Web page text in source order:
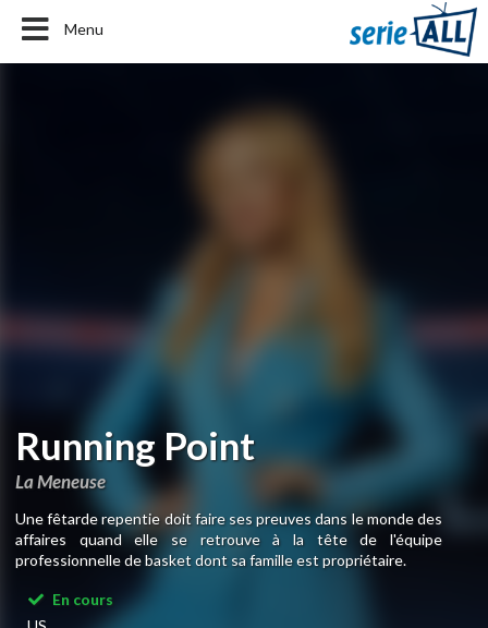
Menu
Running Point
La Meneuse
Une fêtarde repentie doit faire ses preuves dans le monde des
affaires quand elle se retrouve à la tête de l'équipe
professionnelle de basket dont sa famille est propriétaire.
En cours